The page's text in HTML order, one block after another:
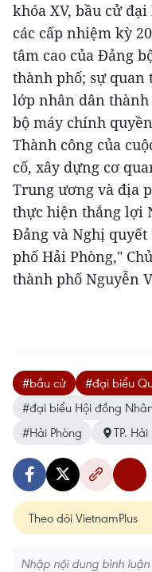
khóa XV, bầu cử
các cấp nhiệm kỳ
tâm cao của Đảng
thành phố; sự quan
lớp nhân dân
bộ máy chính
Thành công của
cố, xây dựng cơ
Trung ương và địa
thực hiện thắng lợi
Đảng và Nghị
phố Hải Phòng,"
thành phố Nguyễn
#bầu cử
#đại biểu
#đại biểu Hội đồng
#Hải Phòng
TP.
Theo dõi VietnamPlus